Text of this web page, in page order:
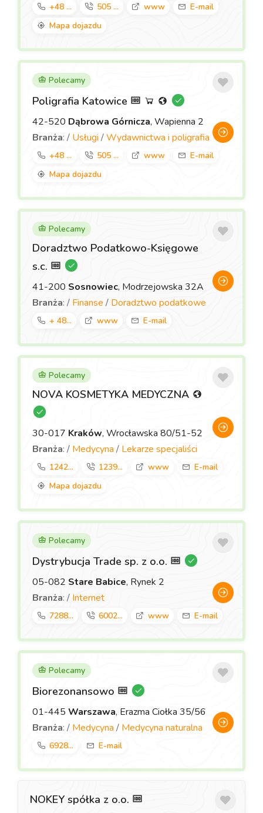
+48 ... 505 ... www
E-mail
Mapa dojazdu
Polecamy
Poligrafia Katowice
42-520 Dąbrowa Górnicza, Wapienna 2
Branża: / Usługi /Wydawnictwa i poligrafia
+48 ... 505 ... www
E-mail
Mapa dojazdu
Polecamy
Doradztwo Podatkowo-Księgowe
s.c.
41-200 Sosnowiec, Modrzejowska 32A
Branża: / Finanse / Doradztwo podatkowe
+ 48... www E-mail
Polecamy
NOVA KOSMETYKA MEDYCZNA
30-017 Kraków, Wrocławska 80/51-52
Branża: / Medycyna / Lekarze specjaliści
1242... 1239... www
E-mail
Mapa dojazdu
Polecamy
Dystrybucja Trade sp. z o.o.
05-082 Stare Babice, Rynek 2
Branża: / Internet
7288... 6002... www E-mail
Polecamy
Biorezonansowo
01-445 Warszawa, Erazma Ciołka 35/56
Branża: / Medycyna / Medycyna naturalna
6928... E-mail
NOKEY spółka z o.o.